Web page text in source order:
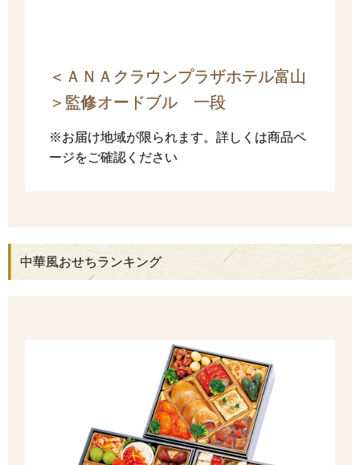
＜ＡＮＡクラウンプラザホテル富山
＞監修オードブル 一段
※お届け地域が限られます。詳しくは商品ペ
ージをご確認ください
中華風おせちランキング